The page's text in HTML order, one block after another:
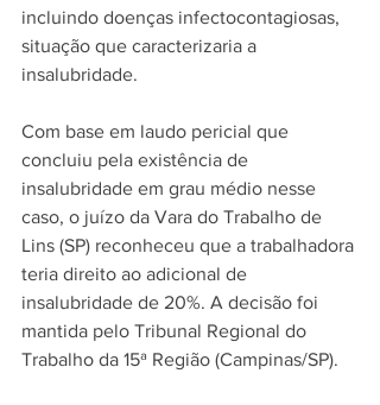
incluindo doenças infectocontagiosas,
situação que caracterizaria a
insalubridade.
Com base em laudo pericial que
concluiu pela existência de
insalubridade em grau médio nesse
caso, o juízo da Vara do Trabalho de
Lins (SP) reconheceu que a trabalhadora
teria direito ao adicional de
insalubridade de 20%. A decisão foi
mantida pelo Tribunal Regional do
Trabalho da 15ª Região (Campinas/SP).